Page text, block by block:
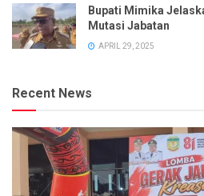
Bupati Mimika
Mutasi Jabatan
APRIL 29, 2025
Recent News